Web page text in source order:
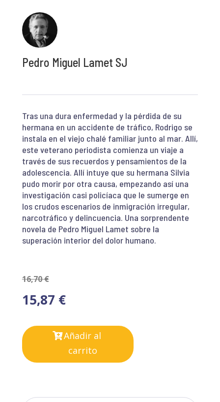
Pedro Miguel Lamet SJ
Tras una dura enfermedad y la pérdida de su
hermana en un accidente de tráfico, Rodrigo se
instala en el viejo chalé familiar junto al mar. Allí,
este veterano periodista comienza un viaje a
través de sus recuerdos y pensamientos de la
adolescencia. Allí intuye que su hermana Silvia
pudo morir por otra causa, empezando así una
investigación casi policíaca que le sumerge en
los crudos escenarios de inmigración irregular,
narcotráfico y delincuencia. Una sorprendente
novela de Pedro Miguel Lamet sobre la
superación interior del dolor humano.
16,70€
15,87 €
Añadir al
carrito